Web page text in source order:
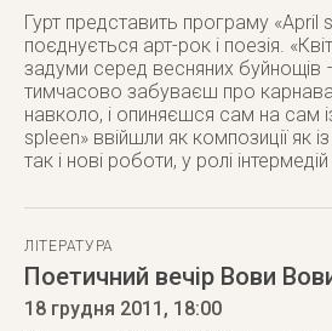
Гурт представить програму «April
поєднується арт-рок і поезія.
задуми серед весняних буйнощів
тимчасово забуваєш про
навколо, і опиняєшся сам на сам
spleen» ввійшли як композиції як
так і нові роботи, у ролі
ЛІТЕРАТУРА
Поетичний вечір Вови
18 грудня 2011 , 18:00